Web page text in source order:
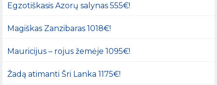
Egzotiškasis Azorų salynas 555€!
Magiškas Zanzibaras 1018€!
Mauricijus – rojus žemėje 1095€!
Žadą atimanti Šri Lanka 1175€!